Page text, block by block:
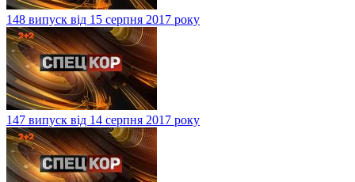
148 випуск від 15 серпня 2017 року
147 випуск від 14 серпня 2017 року